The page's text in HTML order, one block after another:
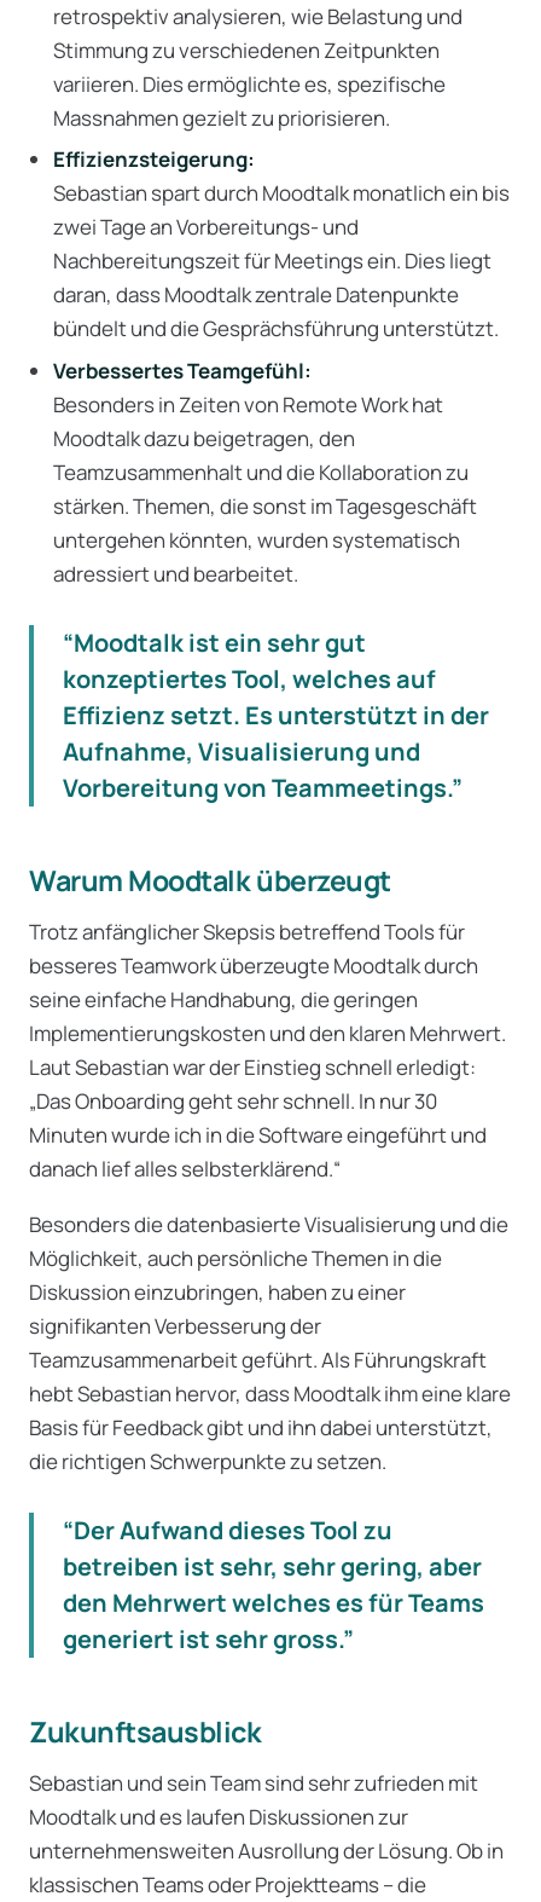
retrospektiv analysieren, wie Belastung und
Stimmung zu verschiedenen Zeitpunkten
variieren. Dies ermöglichte es, spezifische
Massnahmen gezielt zu priorisieren.
Effizienzsteigerung:
Sebastian spart durch Moodtalk monatlich ein bis
zwei Tage an Vorbereitungs- und
Nachbereitungszeit für Meetings ein. Dies liegt
daran, dass Moodtalk zentrale Datenpunkte
bündelt und die Gesprächsführung unterstützt.
Verbessertes Teamgefühl:
Besonders in Zeiten von Remote Work hat
Moodtalk dazu beigetragen, den
Teamzusammenhalt und die Kollaboration zu
stärken. Themen, die sonst im Tagesgeschäft
untergehen könnten, wurden systematisch
adressiert und bearbeitet.
“Moodtalk ist ein sehr gut
konzeptiertes Tool, welches auf
Effizienz setzt. Es unterstützt in der
Aufnahme, Visualisierung und
Vorbereitung von Teammeetings.”
Warum Moodtalk überzeugt
Trotz anfänglicher Skepsis betreffend Tools für
besseres Teamwork überzeugte Moodtalk durch
seine einfache Handhabung, die geringen
Implementierungskosten und den klaren Mehrwert.
Laut Sebastian war der Einstieg schnell erledigt:
„Das Onboarding geht sehr schnell. In nur 30
Minuten wurde ich in die Software eingeführt und
danach lief alles selbsterklärend.“
Besonders die datenbasierte Visualisierung und die
Möglichkeit, auch persönliche Themen in die
Diskussion einzubringen, haben zu einer
signifikanten Verbesserung der
Teamzusammenarbeit geführt. Als Führungskraft
hebt Sebastian hervor, dass Moodtalk ihm eine klare
Basis für Feedback gibt und ihn dabei unterstützt,
die richtigen Schwerpunkte zu setzen.
“Der Aufwand dieses Tool zu
betreiben ist sehr, sehr gering, aber
den Mehrwert welches es für Teams
generiert ist sehr gross.”
Zukunftsausblick
Sebastian und sein Team sind sehr zufrieden mit
Moodtalk und es laufen Diskussionen zur
unternehmensweiten Ausrollung der Lösung. Ob in
klassischen Teams oder Projektteams – die